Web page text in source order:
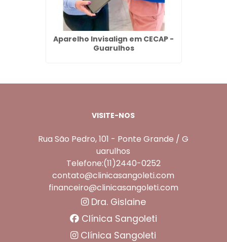
Aparelho Invisalign em CECAP -
Guarulhos
VISITE-NOS
Rua São Pedro, 101 - Ponte Grande / G
uarulhos
Telefone:(11)2440-0252
contato@clinicasangoleti.com
financeiro@clinicasangoleti.com
Dra. Gislaine
Clínica Sangoleti
Clínica Sangoleti